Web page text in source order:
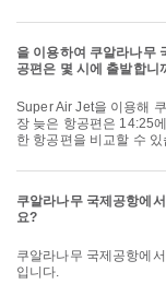
을 이용하여 쿠알라나무
공편은 몇 시에 출발합니
Super Air Jet을 이용해 쿠알라나무 국제공항에서 주안다 국제공항로 가는 가
장 늦은 항공편은 14:25
한 항공편을 비교할 수 있
쿠알라나무 국제공항에
요?
쿠알라나무 국제공항에서 주안다 국제공항까지의 비행 시간은 약 3시간 10분
입니다.